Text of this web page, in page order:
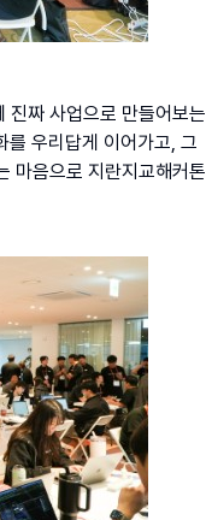
진짜 사업으로 만들어보는
우리답게 이어가고, 그
마음으로 지란지교해커톤